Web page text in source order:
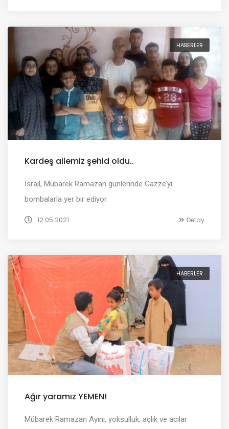
HABERLER
Kardeş ailemiz şehid oldu..
İsrail, Mübarek Ramazan günlerinde Gazze’yi
bombalarla yer bir ediyor.
12.05.2021 Detay
HABERLER
Ağır yaramız YEMEN!
Mübarek Ramazan Ayını, yoksulluk, açlık ve acılar